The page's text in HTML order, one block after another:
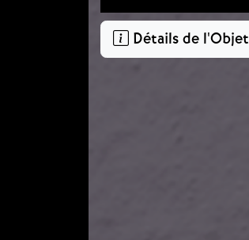
Détails de l'Objet